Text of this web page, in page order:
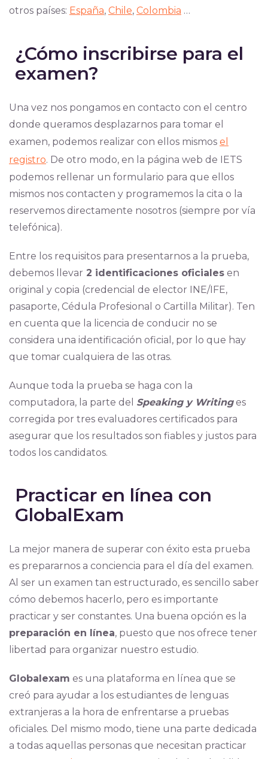
otros países: España, Chile, Colombia …
¿Cómo inscribirse para el
examen?
Una vez nos pongamos en contacto con el centro
donde queramos desplazarnos para tomar el
examen, podemos realizar con ellos mismos el
registro. De otro modo, en la página web de IETS
podemos rellenar un formulario para que ellos
mismos nos contacten y programemos la cita o la
reservemos directamente nosotros (siempre por vía
telefónica).
Entre los requisitos para presentarnos a la prueba,
debemos llevar 2 identificaciones oficiales en
original y copia (credencial de elector INE/IFE,
pasaporte, Cédula Profesional o Cartilla Militar). Ten
en cuenta que la licencia de conducir no se
considera una identificación oficial, por lo que hay
que tomar cualquiera de las otras.
Aunque toda la prueba se haga con la
computadora, la parte del Speaking y Writing es
corregida por tres evaluadores certificados para
asegurar que los resultados son fiables y justos para
todos los candidatos.
Practicar en línea con
GlobalExam
La mejor manera de superar con éxito esta prueba
es prepararnos a conciencia para el día del examen.
Al ser un examen tan estructurado, es sencillo saber
cómo debemos hacerlo, pero es importante
practicar y ser constantes. Una buena opción es la
preparación en línea, puesto que nos ofrece tener
libertad para organizar nuestro estudio.
Globalexam es una plataforma en línea que se
creó para ayudar a los estudiantes de lenguas
extranjeras a la hora de enfrentarse a pruebas
oficiales. Del mismo modo, tiene una parte dedicada
a todas aquellas personas que necesitan practicar